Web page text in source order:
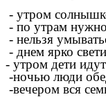
- утром
- по утрам
- нельзя
- днем ярко
- утром дети
-ночью люди
-вечером вся